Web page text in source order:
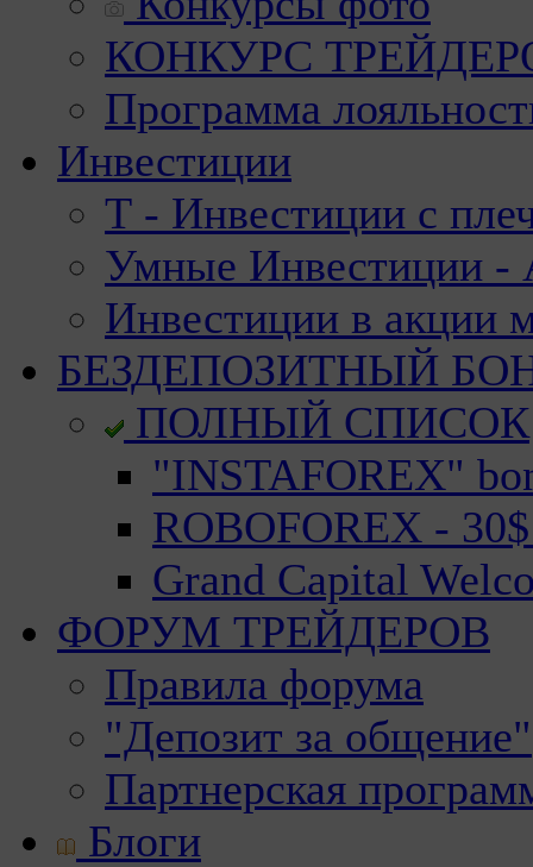
КОНКУРС
Программа
Инвестиции
Т - Инвестиции с
Умные Инвестиции -
Инвестиции в акции
БЕЗДЕПОЗИТНЫЙ
ПОЛНЫЙ СПИСОК
"INSTAFOREX"
ROBOFOREX -
Grand Capital
ФОРУМ ТРЕЙДЕРОВ
Правила форума
"Депозит за общение"
Партнерская
Блоги